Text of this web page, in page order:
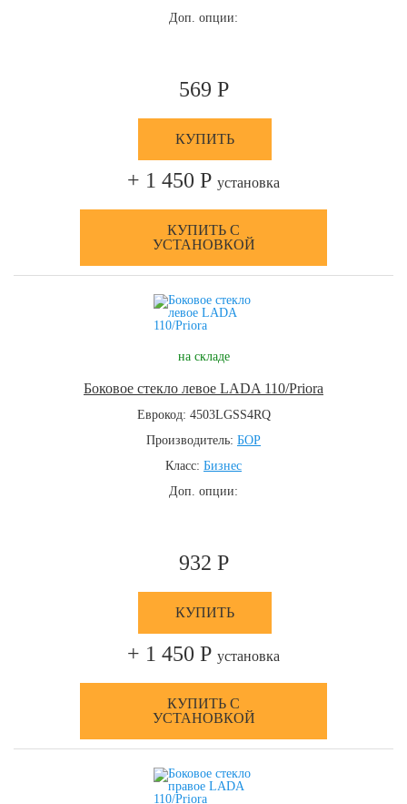
Доп. опции:
569 Р
КУПИТЬ
+ 1 450 Р установка
КУПИТЬ С
УСТАНОВКОЙ
на складе
Боковое стекло левое LADA 110/Priora
Еврокод: 4503LGSS4RQ
Производитель: БОР
Класс: Бизнес
Доп. опции:
932 Р
КУПИТЬ
+ 1 450 Р установка
КУПИТЬ С
УСТАНОВКОЙ